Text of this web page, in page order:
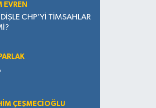
EVREN
CHP’Yİ TİMSAHLAR
ÇEŞMECİOĞLU